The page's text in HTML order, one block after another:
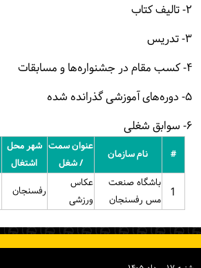
۲- تالیف کتاب
۳- تدریس
۴- کسب مقام در جشنواره‌ها و مسابقات
۵- دوره‌های آموزشی گذرانده شده
۶- سوابق شغلی
# نام سازمان
عنوان سمت
/ شغل
شهر محل
اشتغال
1
باشگاه صنعت
مس رفسنجان
عکاس
ورزشی
رفسنجان